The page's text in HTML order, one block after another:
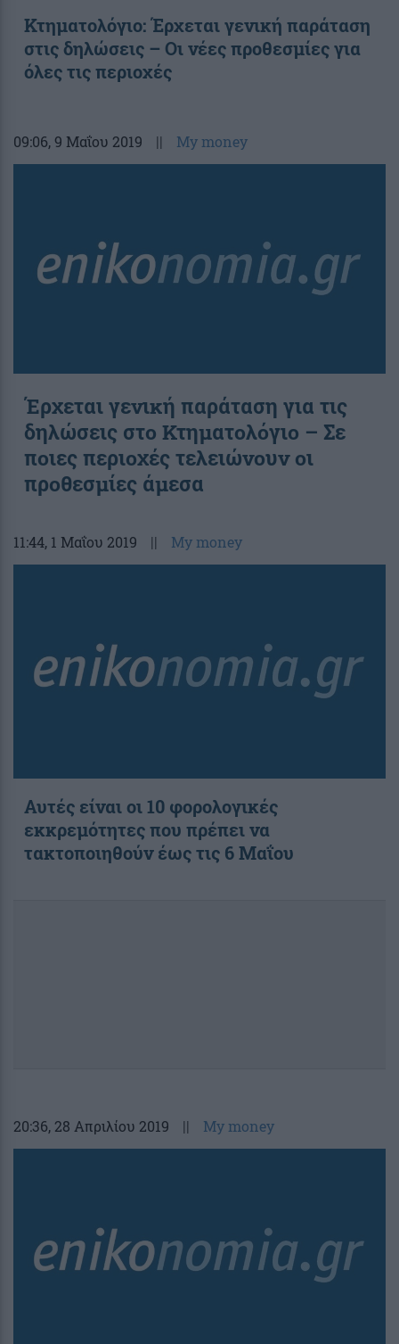
Κτηματολόγιο: Έρχεται γενική παράταση
στις δηλώσεις – Οι νέες προθεσμίες για
όλες τις περιοχές
09:06, 9 Μαΐου 2019 || My money
Έρχεται γενική παράταση για τις
δηλώσεις στο Κτηματολόγιο – Σε
ποιες περιοχές τελειώνουν οι
προθεσμίες άμεσα
11:44, 1 Μαΐου 2019 || My money
Αυτές είναι οι 10 φορολογικές
εκκρεμότητες που πρέπει να
τακτοποιηθούν έως τις 6 Μαΐου
20:36, 28 Απριλίου 2019 || My money